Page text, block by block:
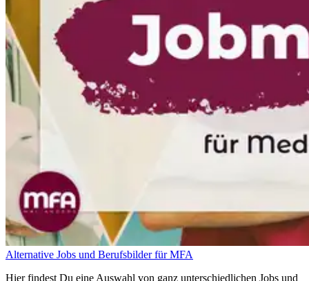
Alternative Jobs und Berufsbilder für MFA
Hier findest Du eine Auswahl von ganz unterschiedlichen Jobs und